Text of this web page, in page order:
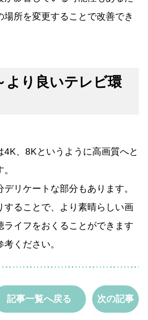
場所を変更することで改善でき
より良いテレビ環
4K、8Kというように高画質へと
デリケートな部分もあります。
することで、より素晴らしい画
ライフをおくることができます
ください。
記事一覧へ戻る 次の記事